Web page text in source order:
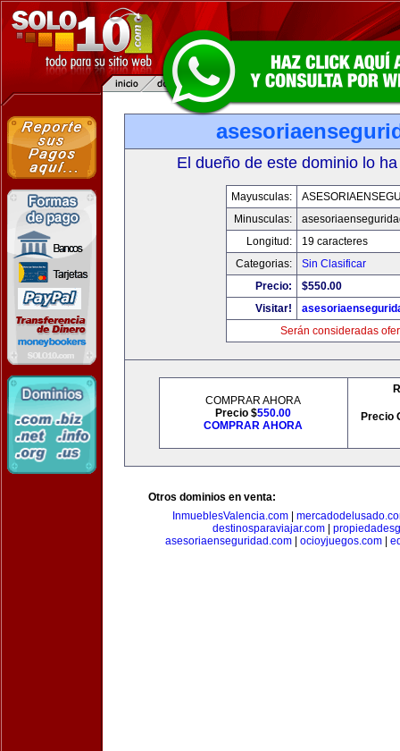
El dueño de este dominio lo
Mayusculas:
Minusculas:
Longitud:
19 caracteres
Categorias:
Sin Clasificar
Precio:
$550.00
Visitar!
Serán consideradas
COMPRAR AHORA
Precio $550.00
COMPRAR AHORA
Precio
Otros dominios en venta:
InmueblesValencia.com|
destinosparaviajar.com
asesoriaenseguridad.com
ocioyjuegos.com